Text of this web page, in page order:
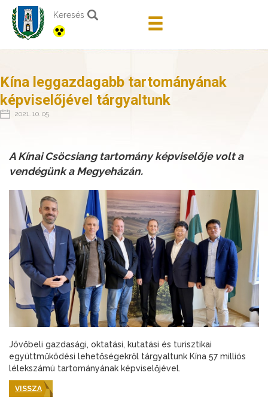
Keresés
Kína leggazdagabb tartományának
képviselőjével tárgyaltunk
2021. 10. 05.
A Kínai Csöcsiang tartomány képviselője volt a
vendégünk a Megyeházán.
Jövőbeli gazdasági, oktatási, kutatási és turisztikai
együttműködési lehetőségekről tárgyaltunk Kína 57 milliós
lélekszámú tartományának képviselőjével.
VISSZA